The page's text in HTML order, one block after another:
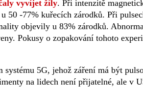
vyvíjet žíly. Při intenzitě
50 -77% kuřecích zárodků. Při
objevily u 83% zárodků.
Pokusy o zopakování tohoto
systému 5G, jehož záření má být
na lidech není přijatelné, ale v